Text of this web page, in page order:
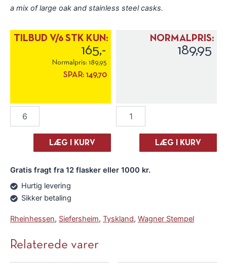
a mix of large oak and stainless steel casks.
TILBUD V/6 STK KUN:
165,-
Normalpris: 189,95
SPAR: 149,70
Stempel
LÆG I KURV
NORMALPRIS:
189,95
Stempel
LÆG I KURV
Gratis fragt fra 12 flasker eller 1000 kr.
Hurtig levering
Sikker betaling
Rheinhessen, Siefersheim, Tyskland, Wagner Stempel
Relaterede varer